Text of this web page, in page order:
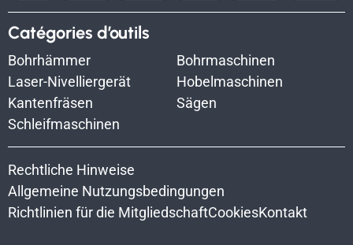
Catégories d’outils
Bohrhämmer
Bohrmaschinen
Laser-Nivelliergerät
Hobelmaschinen
Kantenfräsen
Sägen
Schleifmaschinen
Rechtliche Hinweise
Allgemeine Nutzungsbedingungen
Richtlinien für die MitgliedschaftCookiesKontakt